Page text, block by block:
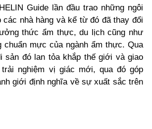
Guide lần đầu trao những ngôi
các nhà hàng và kể từ đó đã thay đổi
thức ẩm thực, du lịch cũng như
chuẩn mực của ngành ẩm thực. Qua
sản đó lan tỏa khắp thế giới và giao
nghiệm vị giác mới, qua đó góp
giới định nghĩa về sự xuất sắc trên